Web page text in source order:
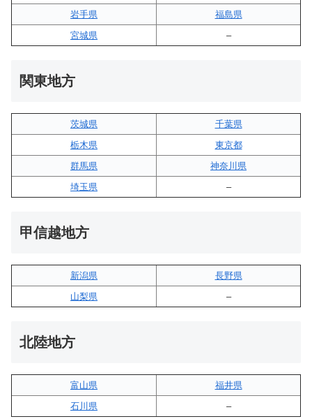
岩手県
福島県
宮城県
–
関東地方
茨城県
千葉県
栃木県
東京都
群馬県
神奈川県
埼玉県
–
甲信越地方
新潟県
長野県
山梨県
–
北陸地方
富山県
福井県
石川県
–